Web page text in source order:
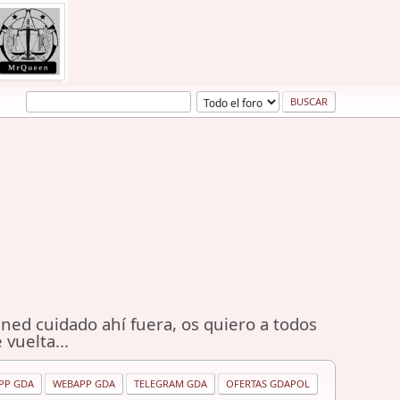
cuidado ahí fuera, os quiero a todos
vuelta...
GDA WEBAPP GDA TELEGRAM GDA OFERTAS GDAPOL